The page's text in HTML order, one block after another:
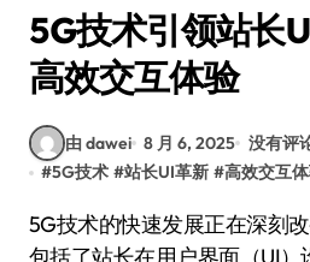
5G技术引领站长
高效交互体验
由 dawei 8 月 6, 2025 没有评
#5G技术 #站长UI革新 #高效交互
5G技术的快速发展正在深刻改变各行各业，其中也